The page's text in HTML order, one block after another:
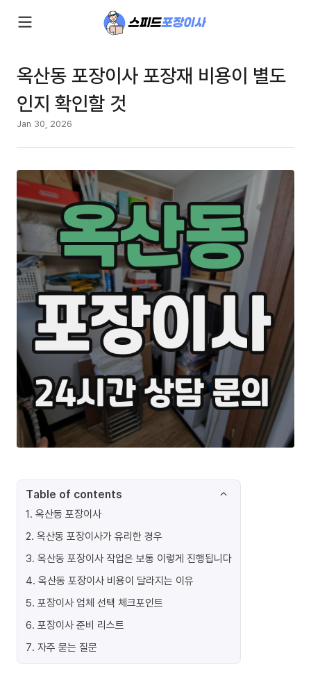
옥산동 포장이사 포장재 비용이 별도
인지 확인할 것
Jan 30, 2026
Table of contents
1. 옥산동 포장이사
2. 옥산동 포장이사가 유리한 경우
3. 옥산동 포장이사 작업은 보통 이렇게 진행됩니다
4. 옥산동 포장이사 비용이 달라지는 이유
5. 포장이사 업체 선택 체크포인트
6. 포장이사 준비 리스트
7. 자주 묻는 질문